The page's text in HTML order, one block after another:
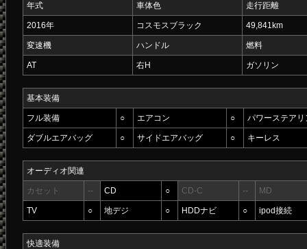
年式 車体色 走行距離
2016年 コスモスブラック 49,841km
変速機 ハンドル 燃料
AT 右H ガソリン
基本装備
フル装備 ○ エアコン ○ パワーステアリ
ダブルエアバッグ ○ サイドエアバッグ ○ キーレス
オーディオ関連
カセット -- CD ○ CD-C -- MD
TV ○ 地デジ ○ HDDナビ ○ ipod接続
快適装備